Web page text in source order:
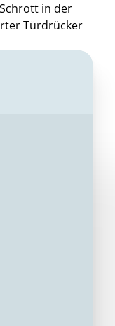
in der
Türdrücker